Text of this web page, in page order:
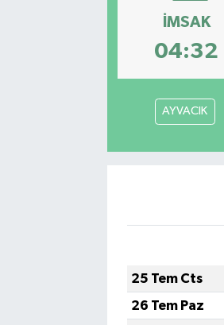
İMSAK
04:32
AYVACIK
25 Tem Cts
26 Tem Paz